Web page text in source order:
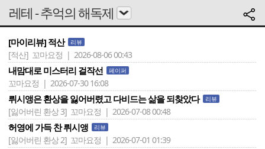
레테 - 추억의 해독제
[마이리뷰] 적산 리뷰
[적산] 꼬마요정 | 2026-08-06 00:43
내맘대로 미스터리 걸작선 페이퍼
꼬마요정 | 2026-07-30 16:08
뤼시앵은 환상을 잃어버렸고 다비드는 삶을 되찾았다 리뷰
[잃어버린 환상 3] 꼬마요정 | 2026-07-08 00:48
허영에 가득 찬 뤼시앵 리뷰
[잃어버린 환상 2] 꼬마요정 | 2026-07-01 01:39